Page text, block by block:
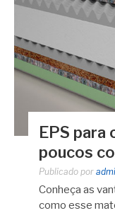
EPS para
poucos
Publicado por
Conheça as
como esse